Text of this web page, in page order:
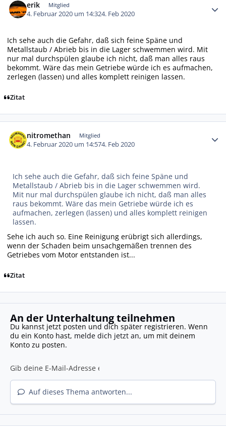
erik Mitglied
4. Februar 2020 um 14:324. Feb 2020
Ich sehe auch die Gefahr, daß sich feine Späne und
Metallstaub / Abrieb bis in die Lager schwemmen wird. Mit
nur mal durchspülen glaube ich nicht, daß man alles raus
bekommt. Wäre das mein Getriebe würde ich es aufmachen,
zerlegen (lassen) und alles komplett reinigen lassen.
Zitat
nitromethan Mitglied
4. Februar 2020 um 14:574. Feb 2020
Ich sehe auch die Gefahr, daß sich feine Späne und
Metallstaub / Abrieb bis in die Lager schwemmen wird.
Mit nur mal durchspülen glaube ich nicht, daß man alles
raus bekommt. Wäre das mein Getriebe würde ich es
aufmachen, zerlegen (lassen) und alles komplett reinigen
lassen.
Sehe ich auch so. Eine Reinigung erübrigt sich allerdings,
wenn der Schaden beim unsachgemäßen trennen des
Getriebes vom Motor entstanden ist...
Zitat
An der Unterhaltung teilnehmen
Du kannst jetzt posten und dich später registrieren. Wenn
du ein Konto hast, melde dich jetzt an, um mit deinem
Konto zu posten.
Auf dieses Thema antworten...